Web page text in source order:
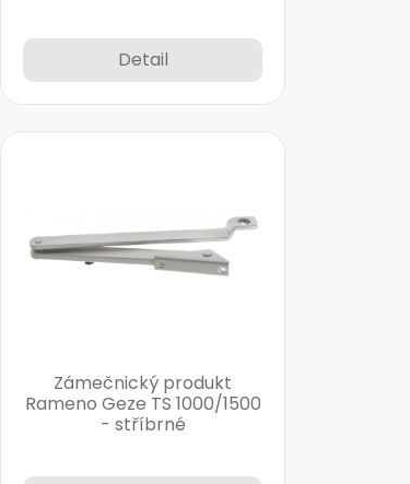
Detail
Zámečnický produkt
Rameno Geze TS 1000/1500
- stříbrné